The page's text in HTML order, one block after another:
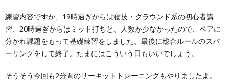
練習内容ですが、19時過ぎからは寝技・グラウンド系の初心者講
習、20時過ぎからはミット打ちと、人数が少なかったので、ペアに
分かれ課題をもって基礎練習をしました。最後に総合ルールのスパ
ーリングをして終了。たまにはこういう日もいいでしょう。
そうそう今回も2分間のサーキットトレーニングもやりましたよ。